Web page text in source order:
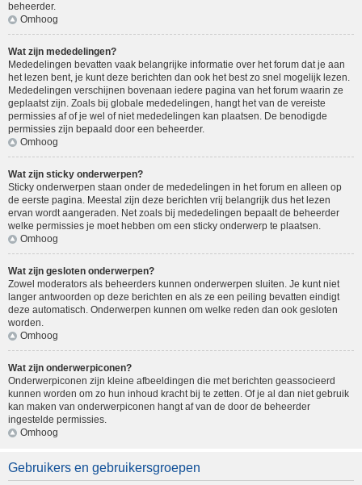
beheerder.
Omhoog
Wat zijn mededelingen?
Mededelingen bevatten vaak belangrijke informatie over het forum dat je aan
het lezen bent, je kunt deze berichten dan ook het best zo snel mogelijk lezen.
Mededelingen verschijnen bovenaan iedere pagina van het forum waarin ze
geplaatst zijn. Zoals bij globale mededelingen, hangt het van de vereiste
permissies af of je wel of niet mededelingen kan plaatsen. De benodigde
permissies zijn bepaald door een beheerder.
Omhoog
Wat zijn sticky onderwerpen?
Sticky onderwerpen staan onder de mededelingen in het forum en alleen op
de eerste pagina. Meestal zijn deze berichten vrij belangrijk dus het lezen
ervan wordt aangeraden. Net zoals bij mededelingen bepaalt de beheerder
welke permissies je moet hebben om een sticky onderwerp te plaatsen.
Omhoog
Wat zijn gesloten onderwerpen?
Zowel moderators als beheerders kunnen onderwerpen sluiten. Je kunt niet
langer antwoorden op deze berichten en als ze een peiling bevatten eindigt
deze automatisch. Onderwerpen kunnen om welke reden dan ook gesloten
worden.
Omhoog
Wat zijn onderwerpiconen?
Onderwerpiconen zijn kleine afbeeldingen die met berichten geassocieerd
kunnen worden om zo hun inhoud kracht bij te zetten. Of je al dan niet gebruik
kan maken van onderwerpiconen hangt af van de door de beheerder
ingestelde permissies.
Omhoog
Gebruikers en gebruikersgroepen